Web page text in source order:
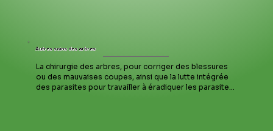
Autres soins des arbres
La chirurgie des arbres, pour corriger des blessures
ou des mauvaises coupes, ainsi que la lutte intégrée
des parasites pour travailler à éradiquer les parasites